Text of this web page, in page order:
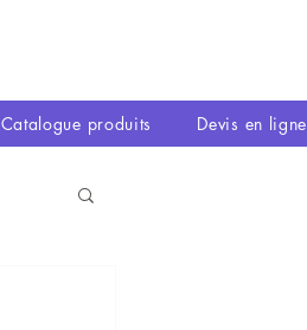
Catalogue produits Devis en ligne